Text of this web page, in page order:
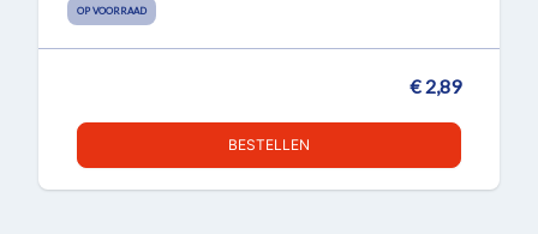
OP VOORRAAD
€ 2,89
BESTELLEN